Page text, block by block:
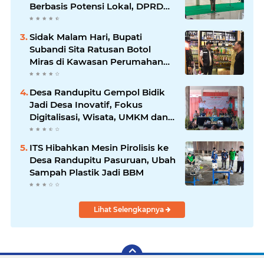
Berbasis Potensi Lokal, DPRD
Optimistis Meski Dihantam
Efisiensi Anggaran
Sidak Malam Hari, Bupati
Subandi Sita Ratusan Botol
Miras di Kawasan Perumahan
Sidoarjo
Desa Randupitu Gempol Bidik
Jadi Desa Inovatif, Fokus
Digitalisasi, Wisata, UMKM dan
Ketahanan Pangan
ITS Hibahkan Mesin Pirolisis ke
Desa Randupitu Pasuruan, Ubah
Sampah Plastik Jadi BBM
Lihat Selengkapnya